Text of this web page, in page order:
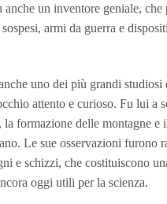
anche un inventore geniale, che
armi da guerra e
uno dei più grandi studiosi
attento e curioso. Fu lui a
la formazione delle montagne e
Le sue osservazioni furono
e schizzi, che costituiscono
oggi utili per la scienza.